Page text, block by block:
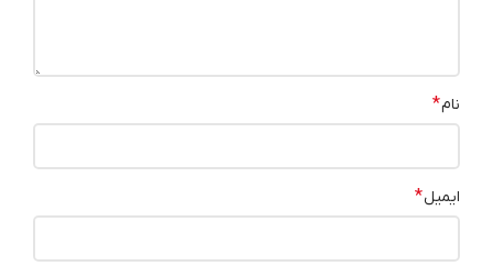
نام*
ایمیل*